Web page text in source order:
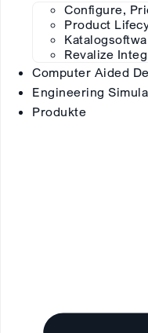
Configure,
Product
Revalize
Computer Aided
Engineering
Produkte